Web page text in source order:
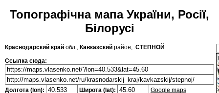
Топографічна мапа України, Росії,
Білорусі
Краснодарский край обл., Кавказский район, .СТЕПНОЙ
Ссылка сюда:
Долгота (lon): Широта (lat): Google maps